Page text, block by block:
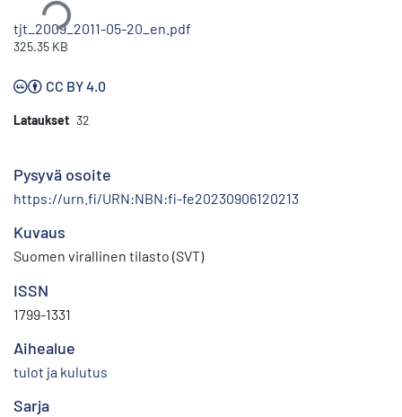
tjt_2009_2011-05-20_en.pdf
325.35 KB
CC BY 4.0
Lataukset 32
Pysyvä osoite
https://urn.fi/URN:NBN:fi-fe20230906120213
Kuvaus
Suomen virallinen tilasto (SVT)
ISSN
1799-1331
Aihealue
tulot ja kulutus
Sarja